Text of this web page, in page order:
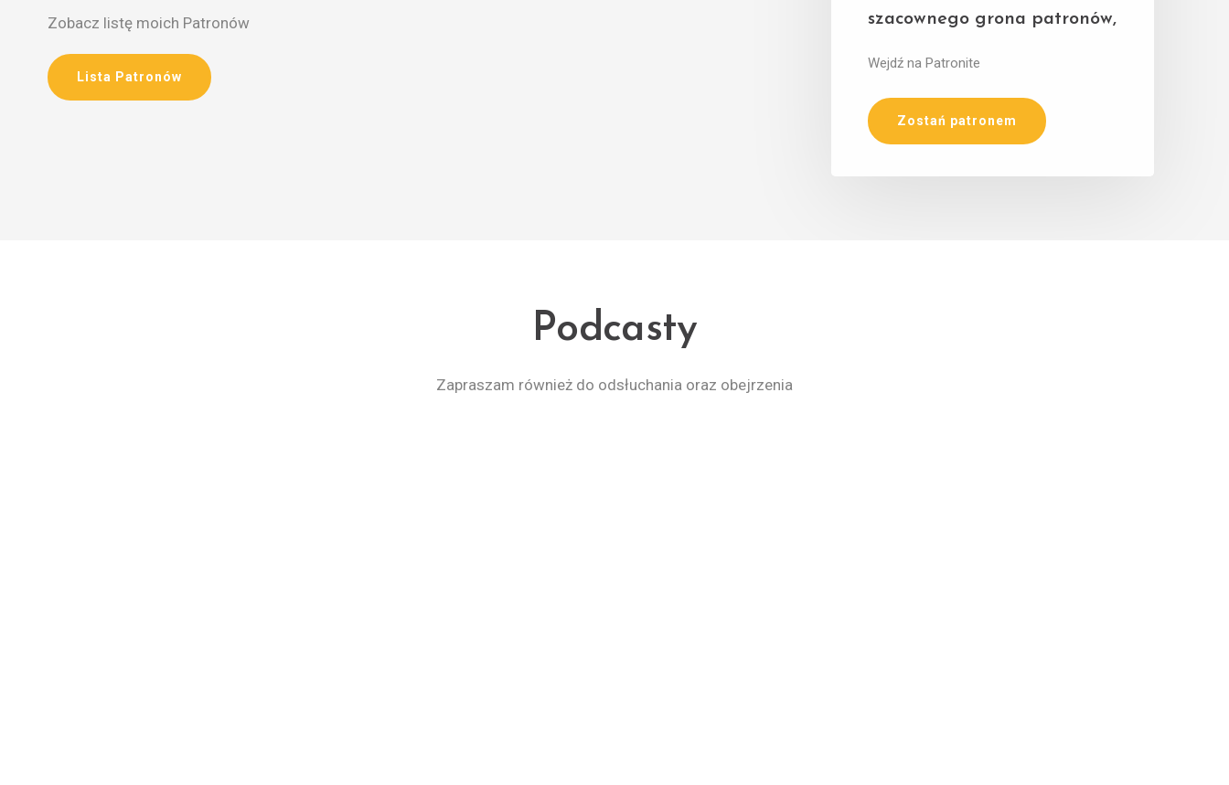
Zobacz listę moich Patronów
Lista Patronów
szacownego grona patronów,
Wejdź na Patronite
Zostań patronem
Podcasty
Zapraszam również do odsłuchania oraz obejrzenia